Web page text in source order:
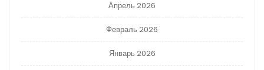
Апрель 2026
Февраль 2026
Январь 2026